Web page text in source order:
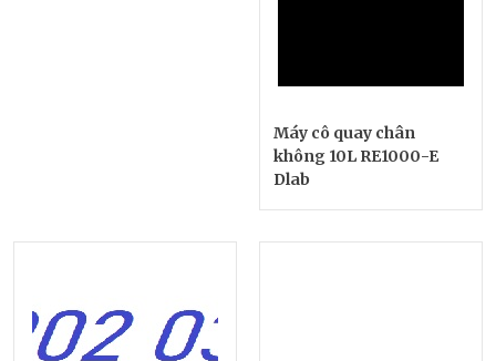
Máy cô quay chân
không 10L RE1000-E
Dlab